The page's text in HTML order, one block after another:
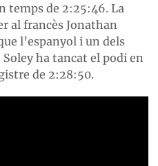
temps de 2:25:46. La
al francès Jonathan
l’espanyol i un dels
ha tancat el podi en
de 2:28:50.